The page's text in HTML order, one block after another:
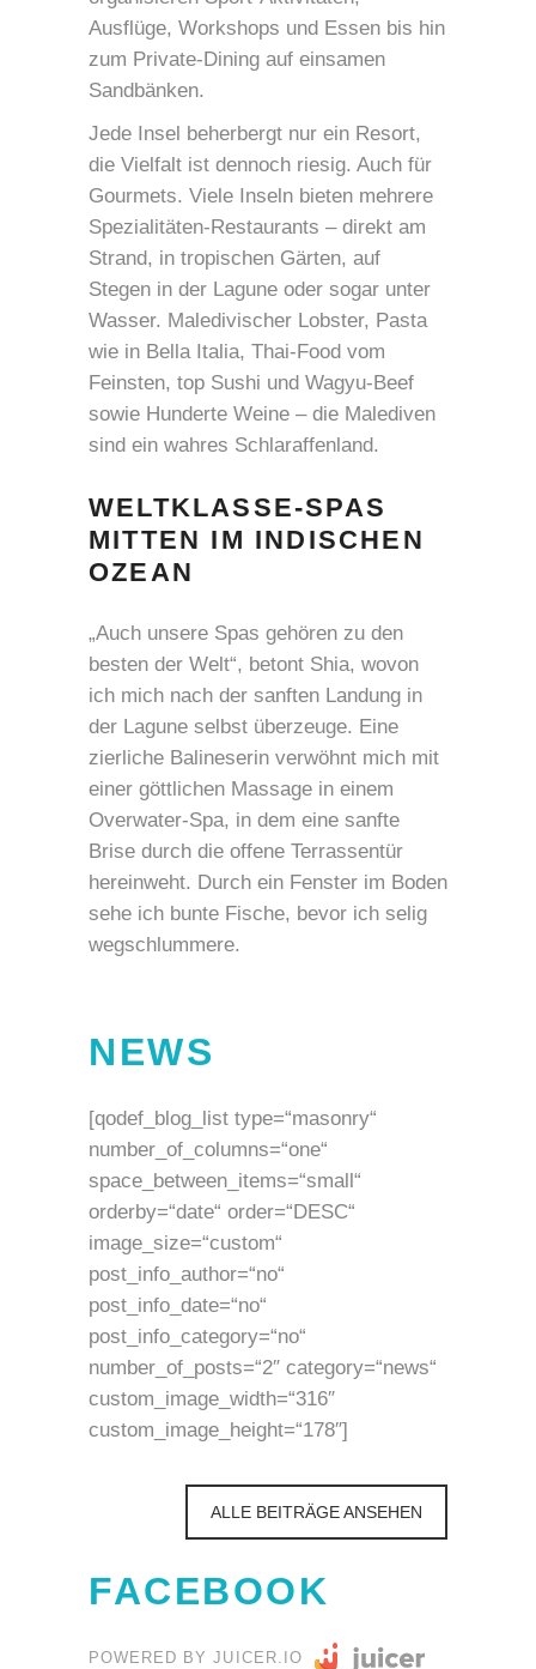
Ausflüge, Workshops und Essen bis hin
zum Private-Dining auf einsamen
Sandbänken.
Jede Insel beherbergt nur ein Resort,
die Vielfalt ist dennoch riesig. Auch für
Gourmets. Viele Inseln bieten mehrere
Spezialitäten-Restaurants – direkt am
Strand, in tropischen Gärten, auf
Stegen in der Lagune oder sogar unter
Wasser. Maledivischer Lobster, Pasta
wie in Bella Italia, Thai-Food vom
Feinsten, top Sushi und Wagyu-Beef
sowie Hunderte Weine – die Malediven
sind ein wahres Schlaraffenland.
WELTKLASSE-SPAS
MITTEN IM INDISCHEN
OZEAN
„Auch unsere Spas gehören zu den
besten der Welt“, betont Shia, wovon
ich mich nach der sanften Landung in
der Lagune selbst überzeuge. Eine
zierliche Balineserin verwöhnt mich mit
einer göttlichen Massage in einem
Overwater-Spa, in dem eine sanfte
Brise durch die offene Terrassentür
hereinweht. Durch ein Fenster im Boden
sehe ich bunte Fische, bevor ich selig
wegschlummere.
NEWS
[qodef_blog_list type=“masonry“
number_of_columns=“one“
space_between_items=“small“
orderby=“date“ order=“DESC“
image_size=“custom“
post_info_author=“no“
post_info_date=“no“
post_info_category=“no“
number_of_posts=“2″ category=“news“
custom_image_width=“316″
custom_image_height=“178″]
ALLE BEITRÄGE ANSEHEN
FACEBOOK
POWERED BY JUICER.IO